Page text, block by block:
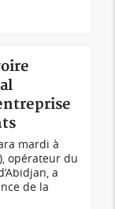
mardi à
opérateur du
a
de la